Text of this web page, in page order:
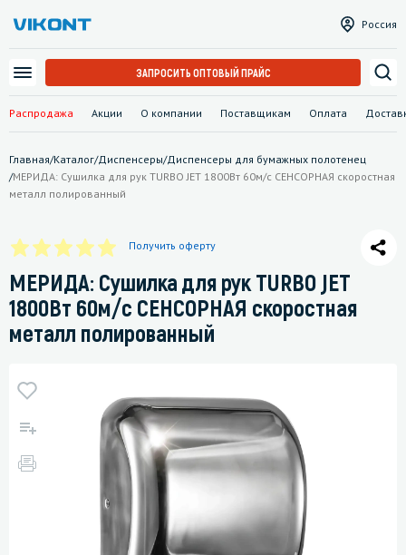
Распродажа Акции О компании Поставщикам Оплата
Россия
ЗАПРОСИТЬ ОПТОВЫЙ ПРАЙС
Главная/Каталог/Диспенсеры/Диспенсеры для бумажных полотенец
/МЕРИДА: Сушилка для рук TURBO JET 1800Вт 60м/с СЕНСОРНАЯ скоростная
металл полированный
Получить оферту
МЕРИДА: Сушилка для рук TURBO JET
1800Вт 60м/с СЕНСОРНАЯ скоростная
металл полированный